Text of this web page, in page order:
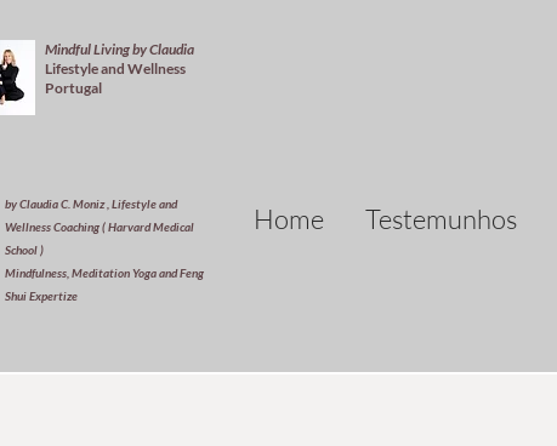
Mindful Living by Claudia
Lifestyle and Wellness
Portugal
by Claudia C. Moniz , Lifestyle and
Wellness Coaching ( Harvard Medical
School )
Mindfulness, Meditation Yoga and Feng
Shui Expertize
Home Testemunhos